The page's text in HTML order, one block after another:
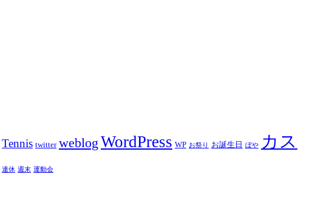
Tennis twitter weblog WordPress WP お祭り お誕生日 ぼや
カス
連休 週末 運動会